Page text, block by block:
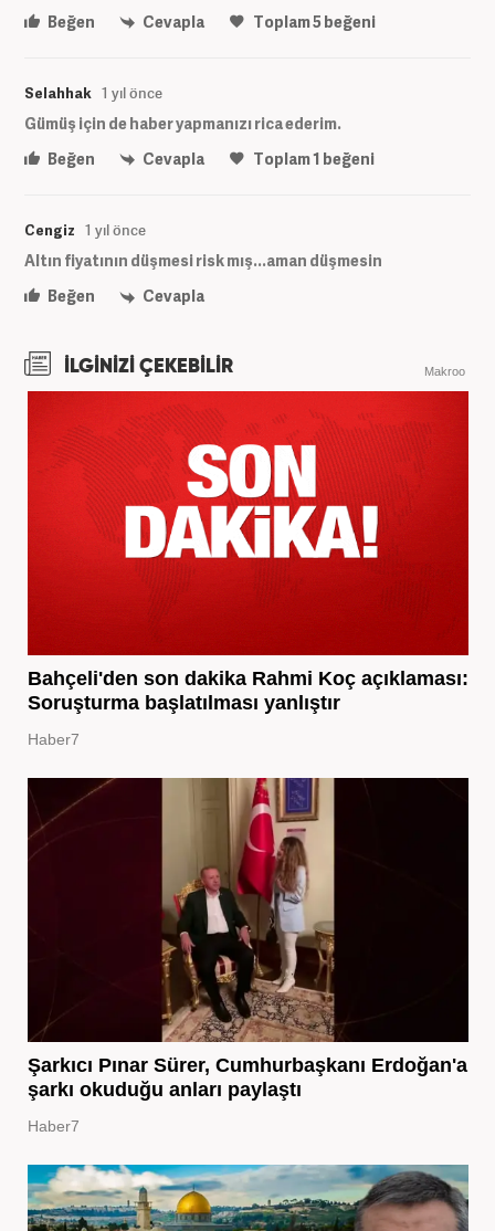
Beğen
Cevapla Toplam5beğeni
Selahhak 1 yıl önce
Gümüş için de haber yapmanızı rica ederim.
Beğen
Cevapla Toplam1 beğeni
Cengiz 1 yıl önce
Altın fiyatının düşmesi risk mış...aman düşmesin
Beğen
Cevapla
İLGİNİZİ ÇEKEBİLİR Makroo
Bahçeli'den son dakika Rahmi Koç açıklaması:
Soruşturma başlatılması yanlıştır
Haber7
Şarkıcı Pınar Sürer, Cumhurbaşkanı Erdoğan'a
şarkı okuduğu anları paylaştı
Haber7